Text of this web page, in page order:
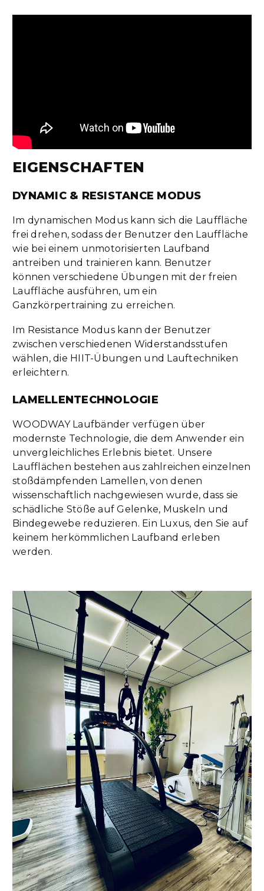
EIGENSCHAFTEN
DYNAMIC & RESISTANCE MODUS
Im dynamischen Modus kann sich die Lauffläche
frei drehen, sodass der Benutzer den Lauffläche
wie bei einem unmotorisierten Laufband
antreiben und trainieren kann. Benutzer
können verschiedene Übungen mit der freien
Lauffläche ausführen, um ein
Ganzkörpertraining zu erreichen.
Im Resistance Modus kann der Benutzer
zwischen verschiedenen Widerstandsstufen
wählen, die HIIT-Übungen und Lauftechniken
erleichtern.
LAMELLENTECHNOLOGIE
WOODWAY Laufbänder verfügen über
modernste Technologie, die dem Anwender ein
unvergleichliches Erlebnis bietet. Unsere
Laufflächen bestehen aus zahlreichen einzelnen
stoßdämpfenden Lamellen, von denen
wissenschaftlich nachgewiesen wurde, dass sie
schädliche Stöße auf Gelenke, Muskeln und
Bindegewebe reduzieren. Ein Luxus, den Sie auf
keinem herkömmlichen Laufband erleben
werden.